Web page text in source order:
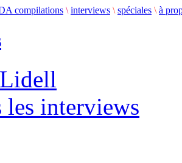
compilations \ interviews \ spéciales \ à
les interviews